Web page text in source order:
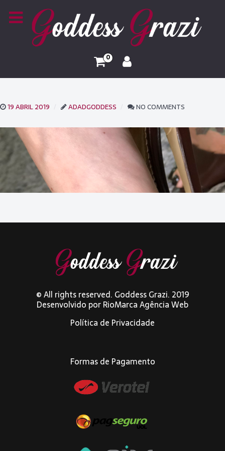
0
19 ABRIL 2019 ADADGODDESS NO COMMENTS
© All rights reserved. Goddess Grazi. 2019
Desenvolvido porRioMarca Agência Web
Política de Privacidade
Formas de Pagamento